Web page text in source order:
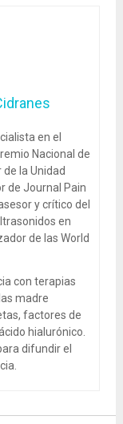
en el
Nacional de
la Unidad
de Journal Pain
y crítico del
en
de las World
con terapias
madre
factores de
hialurónico.
difundir el